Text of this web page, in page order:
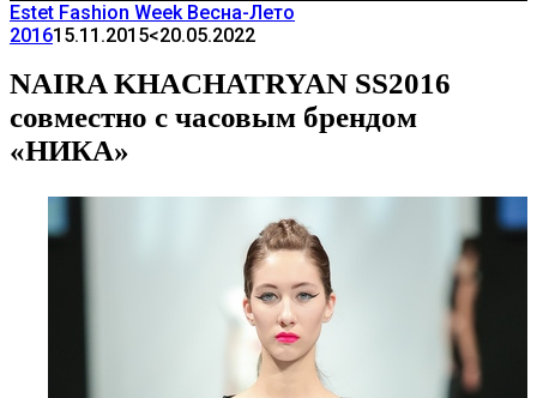
Estet Fashion Week Весна-Лето
201615.11.2015<20.05.2022
NAIRA KHACHATRYAN SS2016
совместно с часовым брендом
«НИКА»